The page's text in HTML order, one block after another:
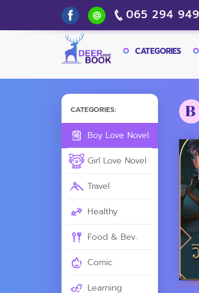
065 294
CATEGORIES
CATEGORIES:
Boy Love Novel
Girl Love Novel
Travel
Healthy
Food & Bev.
Comic
Learning
B